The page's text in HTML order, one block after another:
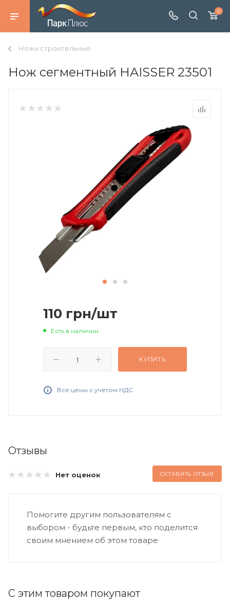
0
Ножи строительные
Нож сегментный HAISSER 23501
110 грн/шт
Есть в наличии
КУПИТЬ
Все цены с учетом НДС
Отзывы
Нет оценок ОСТАВИТЬ ОТЗЫВ
Помогите другим пользователям с
выбором - будьте первым, кто поделится
своим мнением об этом товаре
С этим товаром покупают